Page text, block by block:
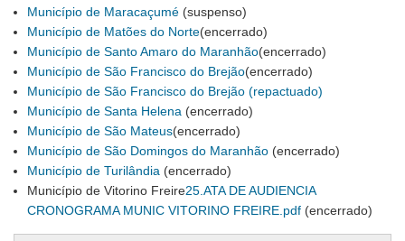
Município de Maracaçumé (suspenso)
Município de Matões do Norte(encerrado)
Município de Santo Amaro do Maranhão(encerrado)
Município de São Francisco do Brejão(encerrado)
Município de São Francisco do Brejão (repactuado)
Município de Santa Helena (encerrado)
Município de São Mateus(encerrado)
Município de São Domingos do Maranhão (encerrado)
Município de Turilândia (encerrado)
Município de Vitorino Freire25.ATA DE AUDIENCIA
CRONOGRAMA MUNIC VITORINO FREIRE.pdf (encerrado)